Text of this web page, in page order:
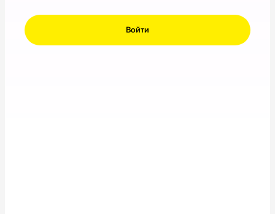
Войти